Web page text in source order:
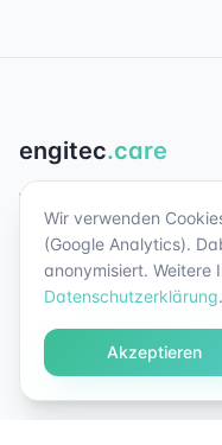
Wir verwenden
(Google Analytics).
anonymisiert. Weitere
Datenschutzerklärung.
Akzeptieren
engitec.care
Wartung, Pflege und
Energiesystem. Damit
läuft und wirtschaftlich
engitec AG
Klosterstrasse 34
8406 Winterthur